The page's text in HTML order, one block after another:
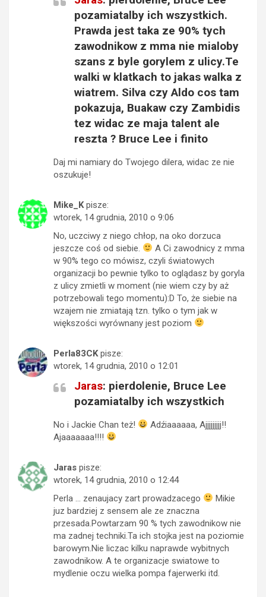
pozamiatalby ich wszystkich.
Prawda jest taka ze 90% tych
zawodnikow z mma nie mialoby
szans z byle gorylem z ulicy.Te
walki w klatkach to jakas walka z
wiatrem. Silva czy Aldo cos tam
pokazuja, Buakaw czy Zambidis
tez widac ze maja talent ale
reszta ? Bruce Lee i finito
Daj mi namiary do Twojego dilera, widac ze nie
oszukuje!
Mike_K pisze:
wtorek, 14 grudnia, 2010 o 9:06
No, uczciwy z niego chłop, na oko dorzuca
jeszcze coś od siebie.
A Ci zawodnicy z mma
w 90% tego co mówisz, czyli światowych
organizacji bo pewnie tylko to oglądasz by goryla
z ulicy zmietli w moment (nie wiem czy by aż
potrzebowali tego momentu):D To, że siebie na
wzajem nie zmiatają tzn. tylko o tym jak w
większości wyrównany jest poziom
Perla83CK pisze:
wtorek, 14 grudnia, 2010 o 12:01
Jaras: pierdolenie, Bruce Lee
pozamiatalby ich wszystkich
No i Jackie Chan też!
Adźiaaaaaa, Ajjjjjjjjj!!
Ajaaaaaaa!!!!
Jaras pisze:
wtorek, 14 grudnia, 2010 o 12:44
Perla … zenaujacy zart prowadzacego
Mikie
juz bardziej z sensem ale ze znaczna
przesada.Powtarzam 90 % tych zawodnikow nie
ma zadnej techniki.Ta ich stojka jest na poziomie
barowym.Nie liczac kilku naprawde wybitnych
zawodnikow. A te organizacje swiatowe to
mydlenie oczu wielka pompa fajerwerki itd.